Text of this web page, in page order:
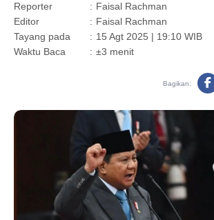
Reporter : Faisal Rachman
Editor
: Faisal Rachman
Tayang pada
: 15 Agt 2025 | 19:10 WIB
Waktu Baca
: ±3 menit
Bagikan: